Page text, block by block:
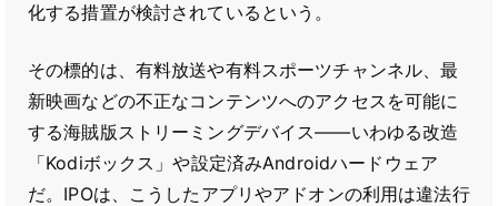
化する措置が検討されているという。
その標的は、有料放送や有料スポーツチャンネル、最
新映画などの不正なコンテンツへのアクセスを可能に
する海賊版ストリーミングデバイス――いわゆる改造
「Kodiボックス」や設定済みAndroidハードウェア
だ。IPOは、こうしたアプリやアドオンの利用は違法行